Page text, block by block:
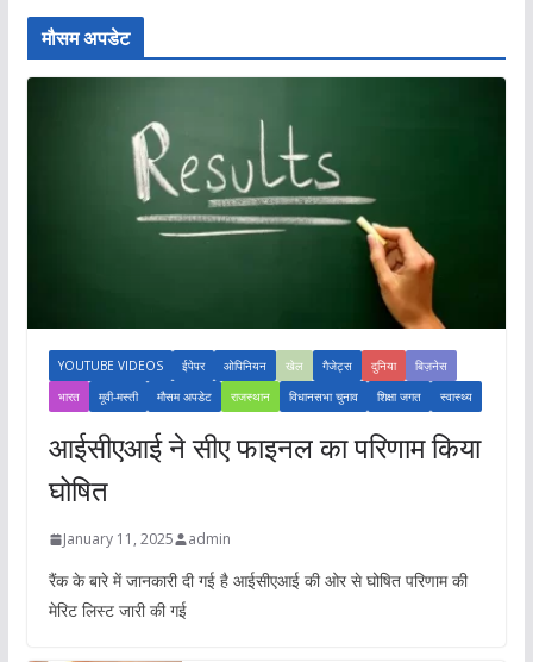
मौसम अपडेट
YOUTUBE VIDEOS ईपेपर ओपिनियन खेल गैजेट्स दुनिया
बिज़नेस
भारत
मूवी-मस्ती मौसम अपडेट राजस्थान विधानसभा चुनाव शिक्षा जगत स्वास्थ्य
आईसीएआई ने सीए फाइनल का परिणाम किया
घोषित
January 11, 2025 admin
रैंक के बारे में जानकारी दी गई है आईसीएआई की ओर से घोषित परिणाम की
मेरिट लिस्ट जारी की गई